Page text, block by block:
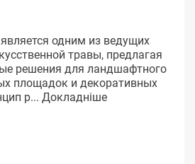
одним из ведущих
травы, предлагая
решения для ландшафтного
площадок и декоративных
р... Докладніше